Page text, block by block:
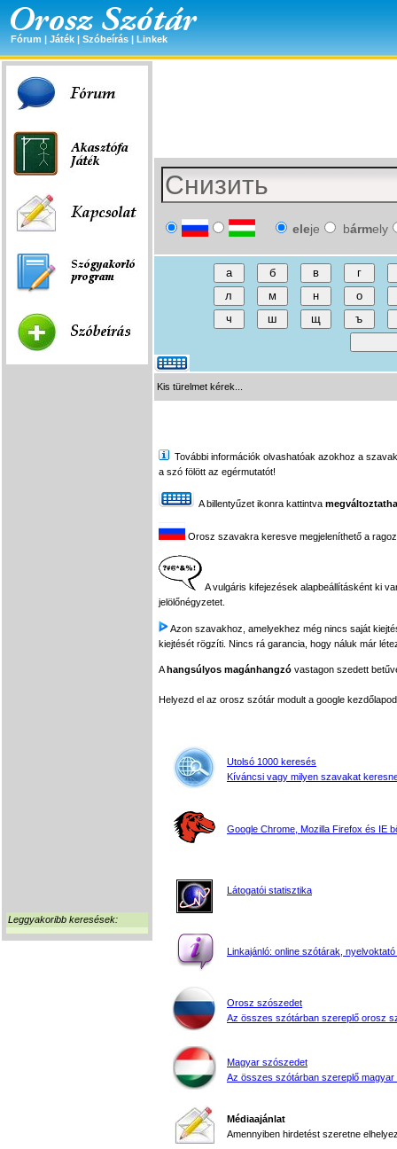
Fórum | Játék | Szóbeírás | Linkek
Leggyakoribb keresések:
eleje bármely
Kis türelmet kérek...
További információk olvashatóak azokhoz a
a szó fölött az egérmutatót!
A billentyűzet ikonra kattintva
Orosz szavakra keresve megjeleníthető a
A vulgáris kifejezések alapbeállításként ki
jelölőnégyzetet.
Azon szavakhoz, amelyekhez még nincs saját
kiejtését rögzíti. Nincs rá garancia, hogy náluk már
Ahangsúlyos magánhangzó vastagon szedett
Helyezd el az orosz szótár modult a google
Utolsó 1000 keresés
Kíváncsi vagy milyen szavakat
Google Chrome, Mozilla Firefox és IE
Látogatói statisztika
Linkajánló: online szótárak, nyelvoktató
Orosz szószedet
Az összes szótárban szereplő orosz
Magyar szószedet
Az összes szótárban szereplő magyar
Médiaajánlat
Amennyiben hirdetést szeretne